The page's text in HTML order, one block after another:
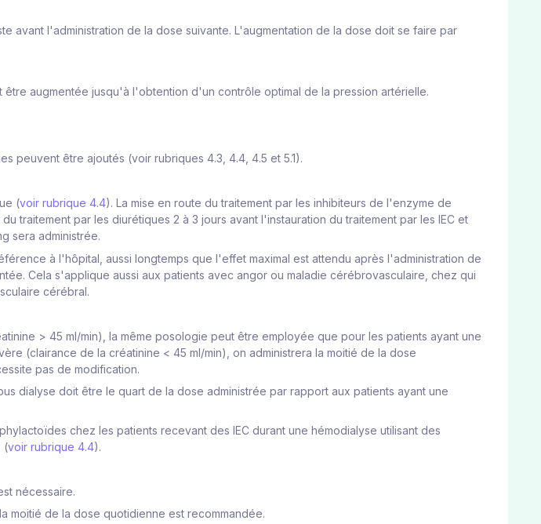
avant l'administration de la dose suivante. L'augmentation de la dose doit se faire par
augmentée jusqu'à l'obtention d'un contrôle optimal de la pression artérielle.
peuvent être ajoutés (voir rubriques 4.3, 4.4, 4.5 et 5.1).
(voir rubrique 4.4). La mise en route du traitement par les inhibiteurs de l'enzyme de
traitement par les diurétiques 2 à 3 jours avant l'instauration du traitement par les IEC et
sera administrée.
à l'hôpital, aussi longtemps que l'effet maximal est attendu après l'administration de
Cela s'applique aussi aux patients avec angor ou maladie cérébrovasculaire, chez qui
cérébral.
> 45 ml/min), la même posologie peut être employée que pour les patients ayant une
(clairance de la créatinine < 45 ml/min), on administrera la moitié de la dose
pas de modification.
dialyse doit être le quart de la dose administrée par rapport aux patients ayant une
chez les patients recevant des IEC durant une hémodialyse utilisant des
(voir rubrique 4.4).
nécessaire.
moitié de la dose quotidienne est recommandée.